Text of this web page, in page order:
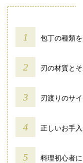
包丁の種類
刃の材質と
刃渡りのサ
正しいお手
料理初心者